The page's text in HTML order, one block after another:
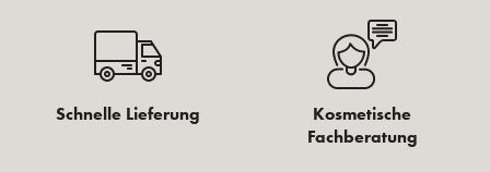
Schnelle Lieferung
Kosmetische
Fachberatung